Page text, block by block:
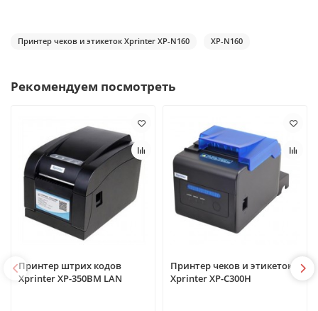
Принтер чеков и этикеток Xprinter XP-N160 XP-N160
Рекомендуем посмотреть
Принтер штрих кодов
Xprinter XP-350BM LAN
Принтер чеков и этикеток
Xprinter XP-C300H